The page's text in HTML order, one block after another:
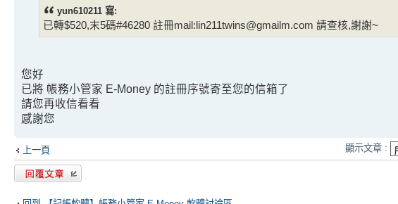
yun610211 寫:
已轉$520,末5碼#46280 註冊mail:lin211twins@gmailm.com 請查核,謝謝~
您好
已將 帳務小管家 E-Money 的註冊序號寄至您的信箱了
請您再收信看看
感謝您
上一頁 顯示文章 :
發表回覆